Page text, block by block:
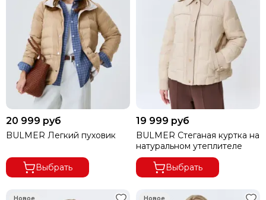
20 999 руб
BULMER Легкий пуховик
Выбрать
19 999 руб
BULMER Стеганая куртка на
натуральном утеплителе
Выбрать